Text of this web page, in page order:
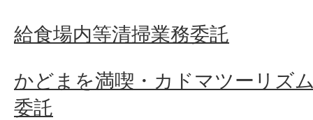
給食場内等清掃業務委託
かどまを満喫・カドマツーリズ
委託